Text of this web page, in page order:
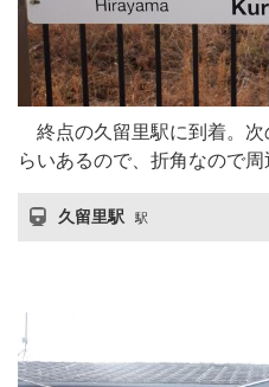
終点の久留里駅に到着。次
らいあるので、折角なので周
久留里駅 駅